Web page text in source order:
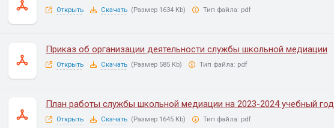
Открыть Скачать (Размер 1634 Kb) Тип файла: pdf
Приказ об организации деятельности службы школьной медиации
Открыть Скачать (Размер 585 Kb) Тип файла: pdf
План работы службы школьной медиации на 2023-2024 учебный год
Открыть Скачать (Размер 1645 Kb) Тип файла: pdf